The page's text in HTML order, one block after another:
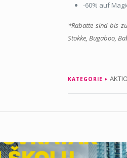
-60% auf
*Rabatte sind bis
Stokke, Bugaboo,
KATEGORIE